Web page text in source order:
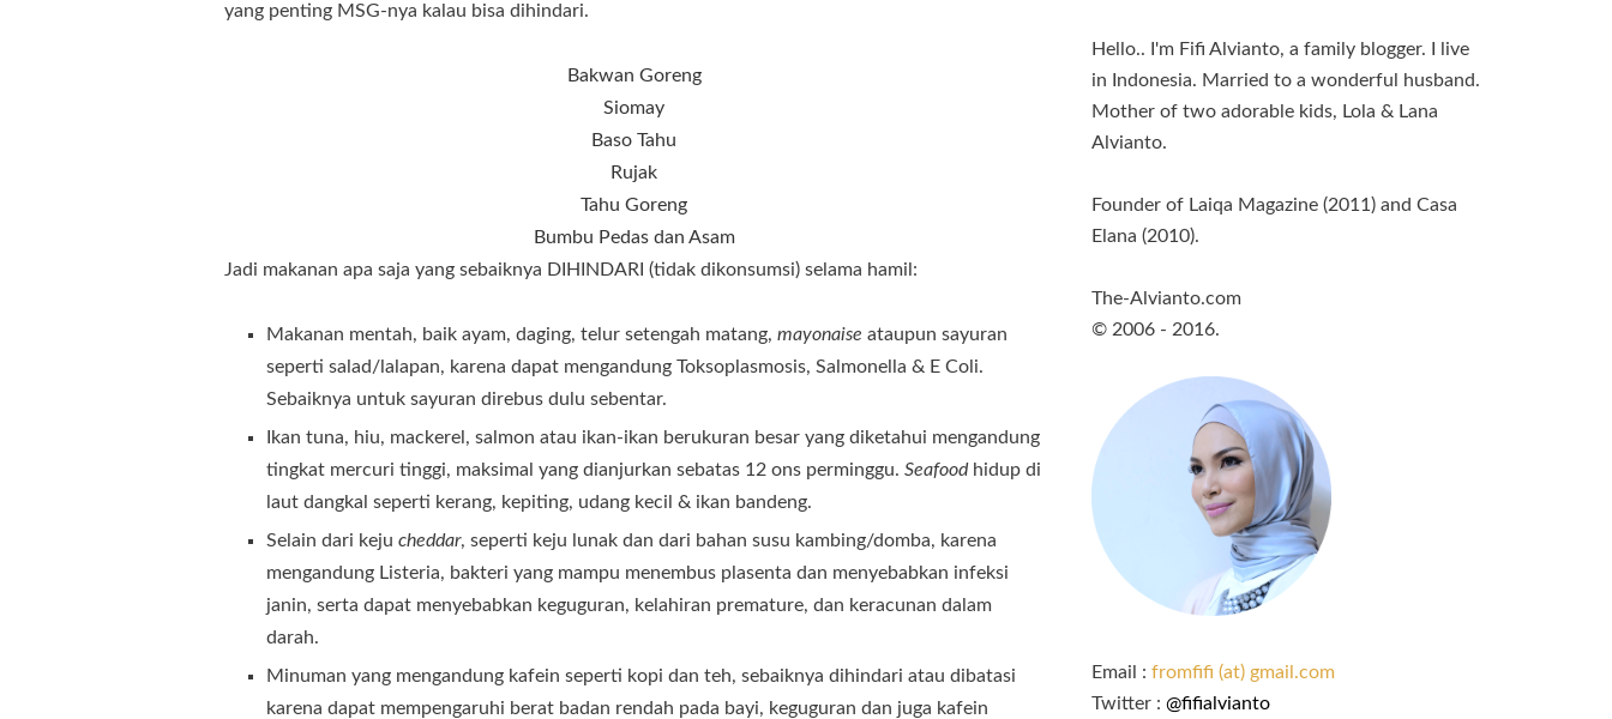
yang penting MSG-nya kalau bisa dihindari.
Bakwan Goreng
Siomay
Baso Tahu
Rujak
Tahu Goreng
Bumbu Pedas dan Asam
Jadi makanan apa saja yang sebaiknya DIHINDARI (tidak dikonsumsi) selama hamil:
Makanan mentah, baik ayam, daging, telur setengah matang, mayonaise ataupun sayuran
seperti salad/lalapan, karena dapat mengandung Toksoplasmosis, Salmonella & E Coli.
Sebaiknya untuk sayuran direbus dulu sebentar.
Ikan tuna, hiu, mackerel, salmon atau ikan-ikan berukuran besar yang diketahui mengandung
tingkat mercuri tinggi, maksimal yang dianjurkan sebatas 12 ons perminggu. Seafoodhidup di
laut dangkal seperti kerang, kepiting, udang kecil & ikan bandeng.
Selain dari keju cheddar, seperti keju lunak dan dari bahan susu kambing/domba, karena
mengandung Listeria, bakteri yang mampu menembus plasenta dan menyebabkan infeksi
janin, serta dapat menyebabkan keguguran, kelahiran premature, dan keracunan dalam
darah.
Minuman yang mengandung kafein seperti kopi dan teh, sebaiknya dihindari atau dibatasi
karena dapat mempengaruhi berat badan rendah pada bayi, keguguran dan juga kafein
Hello.. I'm Fifi Alvianto, a family blogger. I live
in Indonesia. Married to a wonderful husband.
Mother of two adorable kids, Lola & Lana
Alvianto.
Founder of Laiqa Magazine (2011) and Casa
Elana (2010).
The-Alvianto.com
© 2006 - 2016.
Email :fromfifi (at) gmail.com
Twitter :@fifialvianto